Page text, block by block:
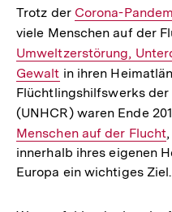
Trotz der Interner
Link:
Corona-
viele Menschen auf der
Umweltzerstörung,
Gewalt in ihren
Flüchtlingshilfswerks der
(UNHCR) waren Ende
Menschen auf der Flucht
innerhalb ihres eigenen
Europa ein wichtiges Ziel.